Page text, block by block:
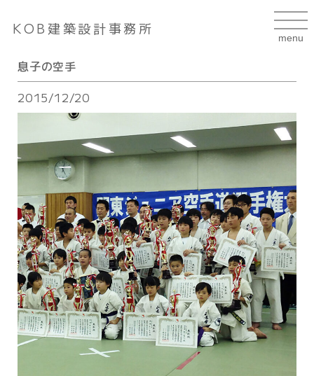
KOB建築設計事務所
息子の空手
2015/12/20